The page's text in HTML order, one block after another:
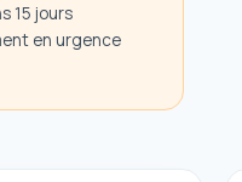
15 jours
en urgence